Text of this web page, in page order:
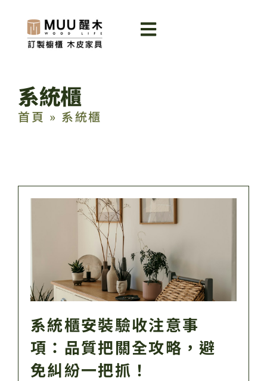
系統櫃
首頁 » 系統櫃
系統櫃安裝驗收注意事
項：品質把關全攻略，避
免糾紛一把抓！